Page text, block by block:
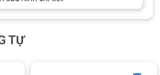
lớn, bụi bẩn hoặc độ ẩm cao. Đèn
lo nước mưa hay côn trùng xâm
điện hoặc ảnh hưởng đến chip
các tiêu chuẩn an toàn điện và cơ khí
TỰ